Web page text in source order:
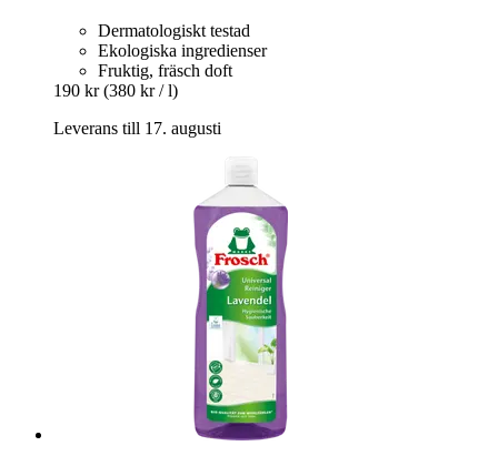
Dermatologiskt testad
Ekologiska ingredienser
Fruktig, fräsch doft
190 kr (380 kr / l)
Leverans till 17. augusti